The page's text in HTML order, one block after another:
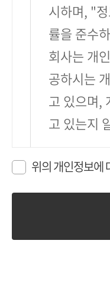
시하며, "
률을 준수
회사는 개
공하시는
고 있으며,
고 있는지
개인정보는
위의 개인정보에